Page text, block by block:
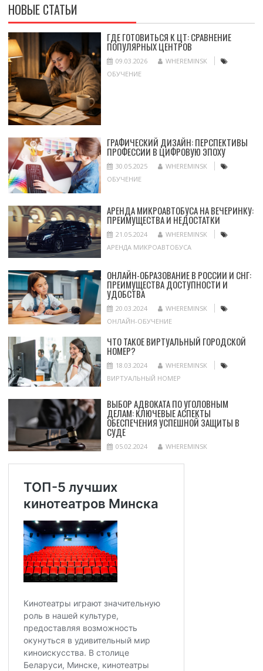
НОВЫЕ СТАТЬИ
ГДЕ ГОТОВИТЬСЯ К ЦТ: СРАВНЕНИЕ
ПОПУЛЯРНЫХ ЦЕНТРОВ
09.03.2026
WHEREMINSK
ОБУЧЕНИЕ
ГРАФИЧЕСКИЙ ДИЗАЙН: ПЕРСПЕКТИВЫ
ПРОФЕССИИ В ЦИФРОВУЮ ЭПОХУ
30.05.2025
WHEREMINSK
ОБУЧЕНИЕ
АРЕНДА МИКРОАВТОБУСА НА ВЕЧЕРИНКУ:
ПРЕИМУЩЕСТВА И НЕДОСТАТКИ
21.05.2024
WHEREMINSK
АРЕНДА МИКРОАВТОБУСА
ОНЛАЙН-ОБРАЗОВАНИЕ В РОССИИ И СНГ:
ПРЕИМУЩЕСТВА ДОСТУПНОСТИ И
УДОБСТВА
20.03.2024
WHEREMINSK
ОНЛАЙН-ОБУЧЕНИЕ
ЧТО ТАКОЕ ВИРТУАЛЬНЫЙ ГОРОДСКОЙ
НОМЕР?
18.03.2024
WHEREMINSK
ВИРТУАЛЬНЫЙ НОМЕР
ВЫБОР АДВОКАТА ПО УГОЛОВНЫМ
ДЕЛАМ: КЛЮЧЕВЫЕ АСПЕКТЫ
ОБЕСПЕЧЕНИЯ УСПЕШНОЙ ЗАЩИТЫ В
СУДЕ
05.02.2024 WHEREMINSK